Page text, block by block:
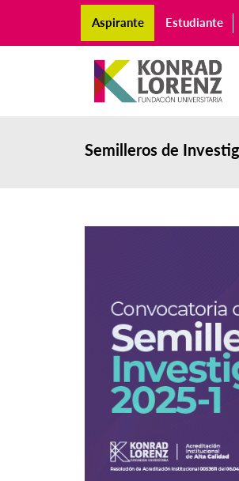
Aspirante Estudiante
Semilleros de